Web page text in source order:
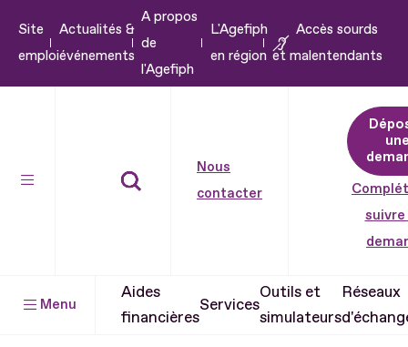
Aller
Site
emploi
Actualités &
événements
A propos
de
l'Agefiph
L'Agefiph
en région
Accès sourds
et malentendants
Nous
contacter
suivre
Menu
Aides
financières
Services
Outils et
simulateurs
Réseaux